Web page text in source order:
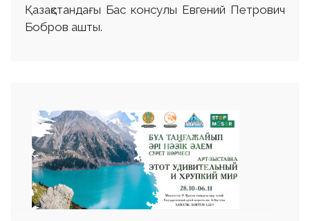
Қазақстандағы Бас консулы Евгений Петрович
Бобров ашты.